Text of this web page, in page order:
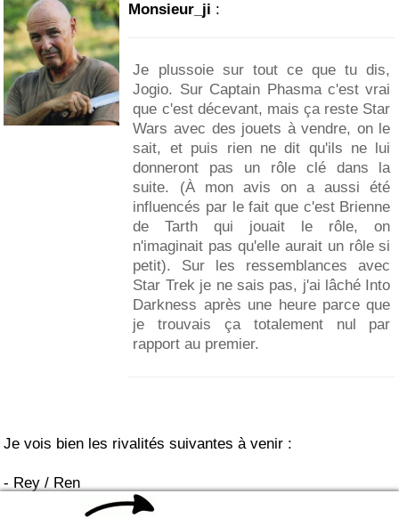
Monsieur_ji :
Je plussoie sur tout ce que tu dis,
Jogio. Sur Captain Phasma c'est vrai
que c'est décevant, mais ça reste Star
Wars avec des jouets à vendre, on le
sait, et puis rien ne dit qu'ils ne lui
donneront pas un rôle clé dans la
suite. (À mon avis on a aussi été
influencés par le fait que c'est Brienne
de Tarth qui jouait le rôle, on
n'imaginait pas qu'elle aurait un rôle si
petit). Sur les ressemblances avec
Star Trek je ne sais pas, j'ai lâché Into
Darkness après une heure parce que
je trouvais ça totalement nul par
rapport au premier.
Je vois bien les rivalités suivantes à venir :
- Rey / Ren
- Finn / Phasm